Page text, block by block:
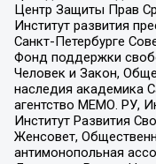
Центр Защиты Прав
Институт развития
Санкт-Петербурге
Фонд поддержки
Человек и Закон,
наследия академика
агентство МЕМО. РУ,
Институт Развития
Женсовет,
антимонопольная